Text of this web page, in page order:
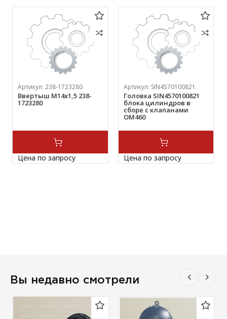
Артикул:238-1723280
Ввертыш М14х1,5 238-
1723280
Цена по запросу
Артикул: SIN4570100821
Головка SIN4570100821
блока цилиндров в
сборе с клапанами
OM460
Цена по запросу
Вы недавно смотрели